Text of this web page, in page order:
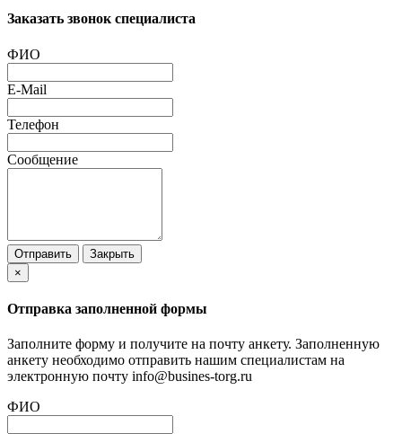
Заказать звонок специалиста
ФИО
E-Mail
Телефон
Сообщение
Отправить
Закрыть
×
Отправка заполненной формы
Заполните форму и получите на почту анкету. Заполненную
анкету необходимо отправить нашим специалистам на
электронную почту info@busines-torg.ru
ФИО